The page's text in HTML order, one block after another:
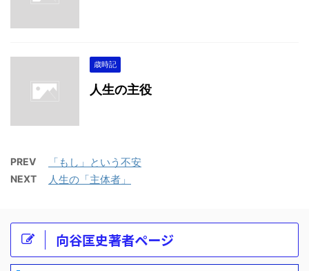
歳時記
人生の主役
PREV 「もし」という不安
NEXT 人生の「主体者」
向谷匡史著者ページ